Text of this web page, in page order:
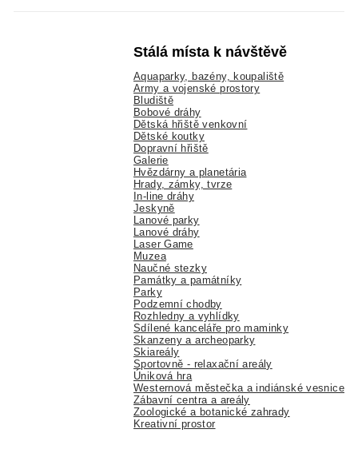
Stálá místa k návštěvě
Aquaparky, bazény, koupaliště
Army a vojenské prostory
Bludiště
Bobové dráhy
Dětská hřiště venkovní
Dětské koutky
Dopravní hřiště
Galerie
Hvězdárny a planetária
Hrady, zámky, tvrze
In-line dráhy
Jeskyně
Lanové parky
Lanové dráhy
Laser Game
Muzea
Naučné stezky
Památky a památníky
Parky
Podzemní chodby
Rozhledny a vyhlídky
Sdílené kanceláře pro maminky
Skanzeny a archeoparky
Skiareály
Sportovně - relaxační areály
Úniková hra
Westernová městečka a indiánské vesnice
Zábavní centra a areály
Zoologické a botanické zahrady
Kreativní prostor